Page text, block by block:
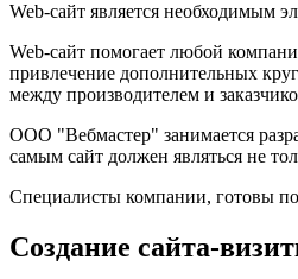
Web-сайт является необходимым
Web-сайт помогает любой
привлечение дополнительных
между производителем и
ООО "Вебмастер" занимается
самым сайт должен являться не
Специалисты компании, готовы
Создание сайта-